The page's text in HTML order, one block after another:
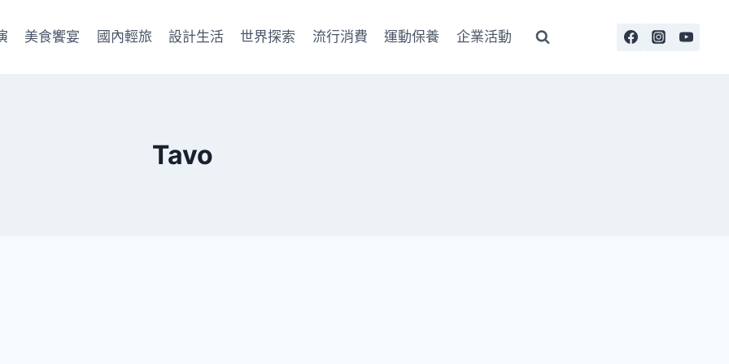
美食饗宴 國內輕旅 設計生活 世界探索 流行消費 運動保養 企業活動
Tavo